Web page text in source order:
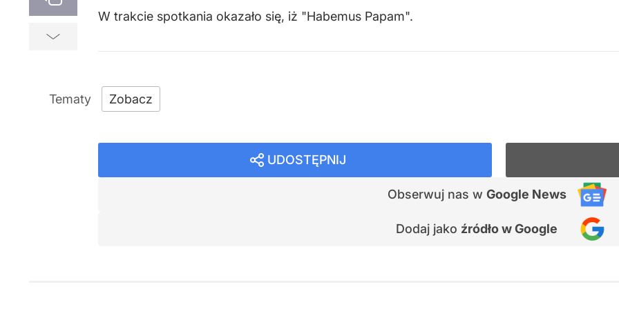
W trakcie spotkania okazało się, iż "Habemus Papam".
Zobacz
UDOSTĘPNIJ
Obserwuj nas w Google News
Dodaj jako źródło w Google